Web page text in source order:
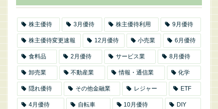
株主優待 3月優待 株主優待利用 9月優待
株主優待変更速報 12月優待 小売業 6月優待
食料品 2月優待 サービス業 8月優待
卸売業 不動産業 情報・通信業 化学
隠れ優待 その他金融業 レジャー ETF
4月優待 自転車 10月優待 DIY